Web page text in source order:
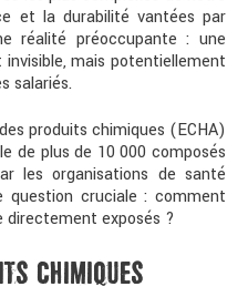
et la durabilité vantées par
réalité préoccupante : une
mais potentiellement
salariés.
produits chimiques (ECHA)
de plus de 10 000 composés
les organisations de santé
question cruciale : comment
directement exposés ?
CHIMIQUES